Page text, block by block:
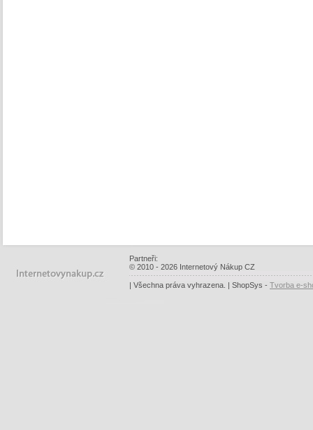
Partneři:
© 2010 - 2026 Internetový Nákup CZ
| Všechna práva vyhrazena. | ShopSys - Tvorba e-